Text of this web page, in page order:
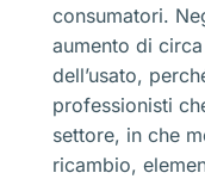
consumatori.
aumento di
dell’usato,
professionisti
settore, in che
ricambio,